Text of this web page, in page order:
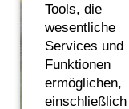
Tools, die
wesentliche
Services und
Funktionen
ermöglichen,
einschließlich